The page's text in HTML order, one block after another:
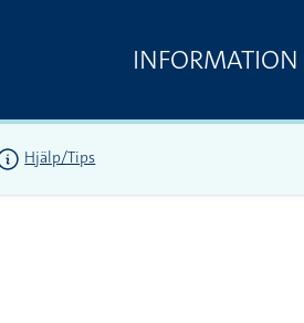
INFORMATION
Hjälp/Tips